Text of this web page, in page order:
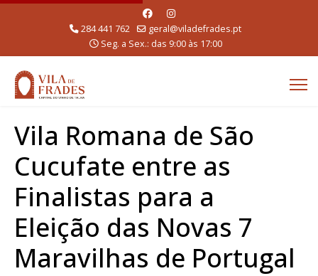
284 441 762
geral@viladefrades.pt
Seg. a Sex.: das 9:00 às 17:00
Vila Romana de São
Cucufate entre as
Finalistas para a
Eleição das Novas 7
Maravilhas de Portugal